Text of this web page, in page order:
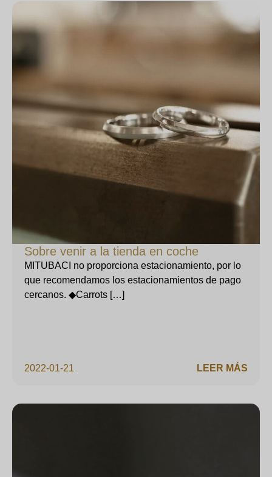
Sobre venir a la tienda en coche
2022-01-21
MITUBACI no proporciona estacionamiento, por lo
que recomendamos los estacionamientos de pago
cercanos. ◆Carrots […]
LEER MÁS